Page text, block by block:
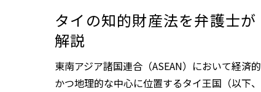
タイの知的財産法を弁護士が
解説
東南アジア諸国連合（ASEAN）において経済的
かつ地理的な中心に位置するタイ王国（以下、